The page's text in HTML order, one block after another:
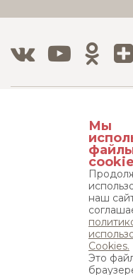
8 800 500 12 63
8 495 215 08 08
115533, г. Москва,
бизнес-центр
Мы
наш
Cookies.
Это